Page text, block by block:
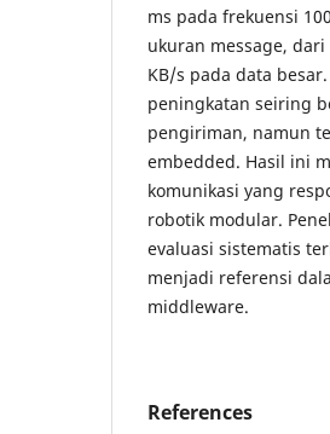
ms pada frekuensi
ukuran message,
KB/s pada data
peningkatan seiring
pengiriman, namun
embedded. Hasil ini
komunikasi yang
robotik modular.
evaluasi sistematis
menjadi referensi
middleware.
References